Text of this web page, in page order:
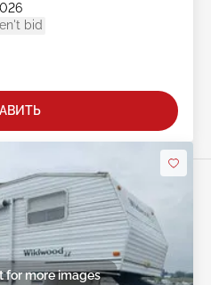
bid
for more images